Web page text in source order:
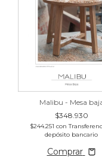
Malibu - Mesa
$348.930
$244.251 con
depósito bancario
Comprar